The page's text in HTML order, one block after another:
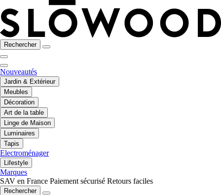
Rechercher
Nouveautés
Jardin & Extérieur
Meubles
Décoration
Art de la table
Linge de Maison
Luminaires
Tapis
Electroménager
Lifestyle
Marques
SAV en France Paiement sécurisé Retours faciles
Rechercher